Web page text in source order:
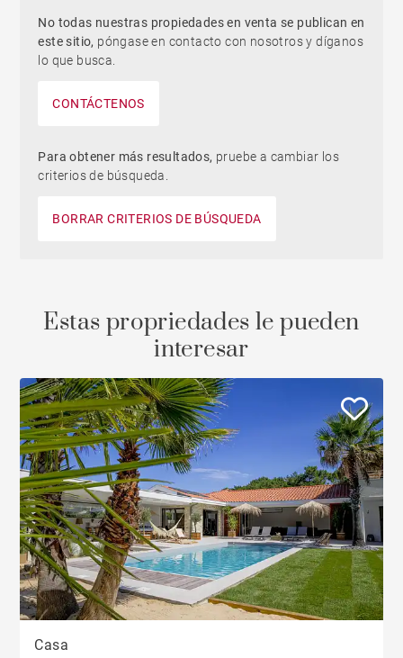
No todas nuestras propiedades en venta se publican en
este sitio, póngase en contacto con nosotros y díganos
lo que busca.
CONTÁCTENOS
Para obtener más resultados, pruebe a cambiar los
criterios de búsqueda.
BORRAR CRITERIOS DE BÚSQUEDA
Estas propriedades le pueden
interesar
Casa